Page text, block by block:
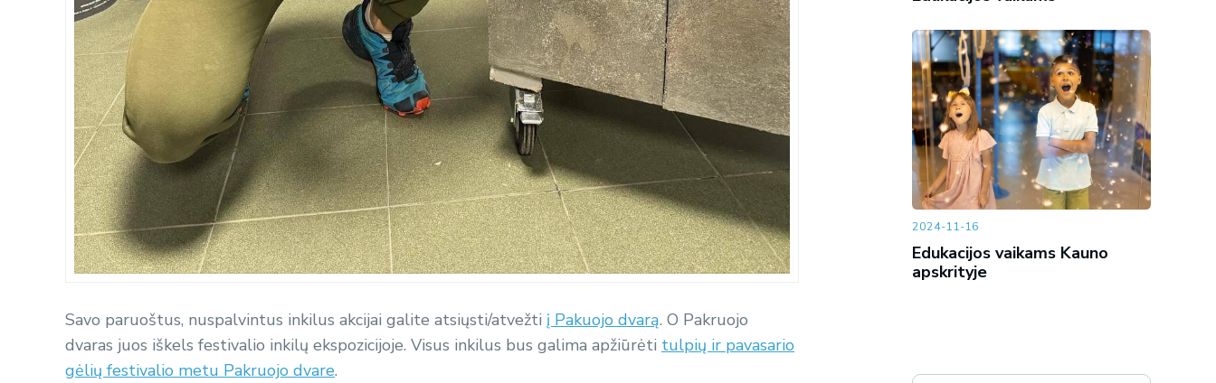
Savo paruoštus, nuspalvintus inkilus akcijai galite atsiųsti/atvežti į Pakuojo dvarą. O Pakruojo
dvaras juos iškels festivalio inkilų ekspozicijoje. Visus inkilus bus galima apžiūrėti tulpių ir pavasario
gėlių festivalio metu Pakruojo dvare.
2024-11-16
Edukacijos vaikams Kauno
apskrityje